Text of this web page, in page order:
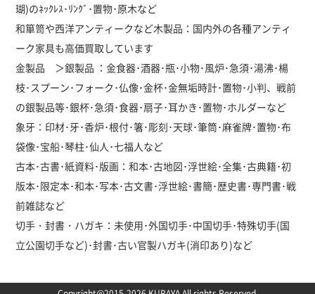
瑚)のﾈｯｸﾚｽ･ﾘﾝｸﾞ･置物･原木など
和箪笥や西洋アンティークなど木製品：国内外の各種アンティ
ーク家具も高価買取しています
金製品 ＞銀製品 ：金食器･酒器･瓶･小物･風炉･急須･湯沸･楊
枝･スプーン･フォーク･仏像･金杯･金無垢時計･置物･小判、戦前
の銀製品等･銀杯･急須･食器･扇子･耳かき･置物･ホルダーなど
象牙：印材･牙･香炉･根付･箸･彫刻･天球･筆筒･麻雀牌･置物･布
袋像･宝船･琴柱･仙人･七福人など
古本･古書･紙資料･版画：和本･古地図･浮世絵･全集･古典籍･初
版本･限定本･和本･写本･古文書･浮世絵･書簡･歴史書･専門書･戦
前雑誌など
切手・封書・ハガキ：未使用･外国切手･中国切手･特殊切手(国
立公園切手など)･封書･古い官製ハガキ(消印あり)など